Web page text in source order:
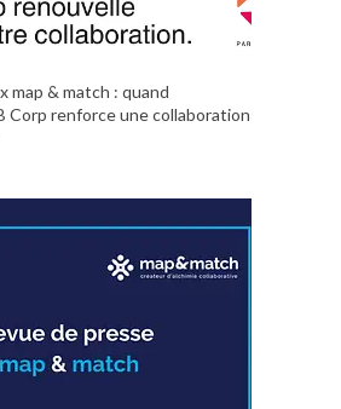
map & match : quand
Corp renforce une collaboration